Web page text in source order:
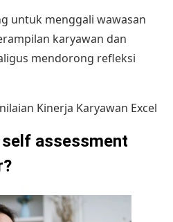
untuk menggali wawasan
karyawan dan
mendorong refleksi
Kinerja Karyawan Excel
self assessment